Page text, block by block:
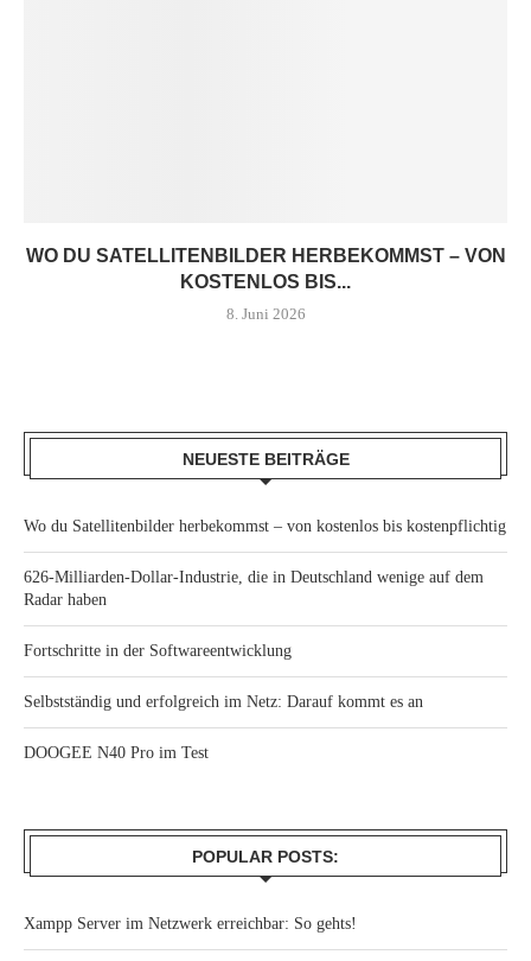
WO DU SATELLITENBILDER HERBEKOMMST – VON
KOSTENLOS BIS...
8. Juni 2026
NEUESTE BEITRÄGE
Wo du Satellitenbilder herbekommst – von kostenlos bis kostenpflichtig
626-Milliarden-Dollar-Industrie, die in Deutschland wenige auf dem
Radar haben
Fortschritte in der Softwareentwicklung
Selbstständig und erfolgreich im Netz: Darauf kommt es an
DOOGEE N40 Pro im Test
POPULAR POSTS:
Xampp Server im Netzwerk erreichbar: So gehts!